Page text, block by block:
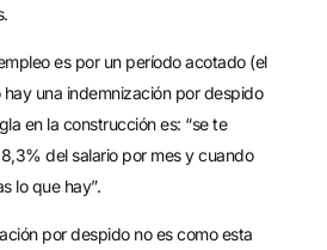
es por un período acotado (el
una indemnización por despido
en la construcción es: “se te
del salario por mes y cuando
lo que hay”.
por despido no es como esta